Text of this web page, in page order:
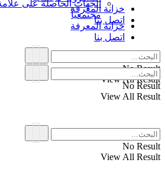
خزانة المعرفة
اتصل بنا
No Result
View All Result
الجهات الحاصلة على
مجتمعياً
خزانة المعرفة
اتصل بنا
No Result
View All Result
No Result
View All Result